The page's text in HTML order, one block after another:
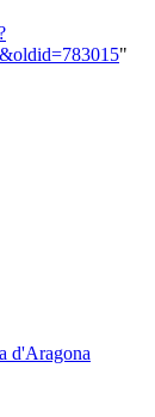
"
d'Aragona